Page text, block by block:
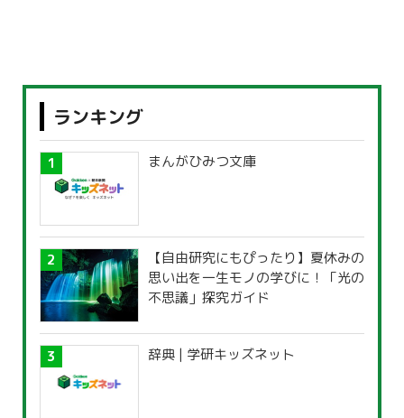
ランキング
まんがひみつ文庫
【自由研究にもぴったり】夏休みの
思い出を一生モノの学びに！「光の
不思議」探究ガイド
辞典 | 学研キッズネット